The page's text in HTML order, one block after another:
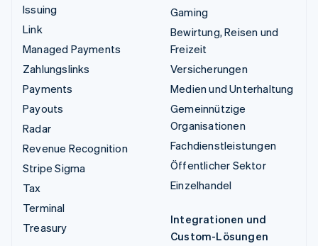
Issuing
Link
Managed Payments
Zahlungslinks
Payments
Payouts
Radar
Revenue Recognition
Stripe Sigma
Tax
Terminal
Treasury
Gaming
Bewirtung, Reisen und
Freizeit
Versicherungen
Medien und Unterhaltung
Gemeinnützige
Organisationen
Fachdienstleistungen
Öffentlicher Sektor
Einzelhandel
Integrationen und
Custom-Lösungen